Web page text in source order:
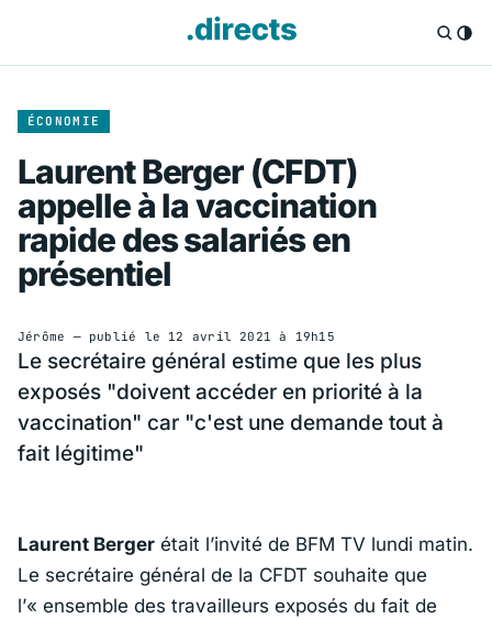
ÉCONOMIE
Laurent Berger (CFDT)
appelle à la vaccination
rapide des salariés en
présentiel
Jérôme — publié le 12 avril 2021 à 19h15
Le secrétaire général estime que les plus
exposés "doivent accéder en priorité à la
vaccination" car "c'est une demande tout à
fait légitime"
Laurent Berger était l’invité de BFM TV lundi matin.
Le secrétaire général de la CFDT souhaite que
l’« ensemble des travailleurs exposés du fait de